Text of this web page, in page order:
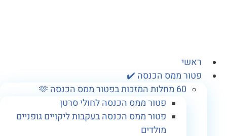
ממס הכנסה ✔️
פטור ממס הכנסה לחולי סרטן
פטור ממס הכנסה בעקבות ליקויים גופניים